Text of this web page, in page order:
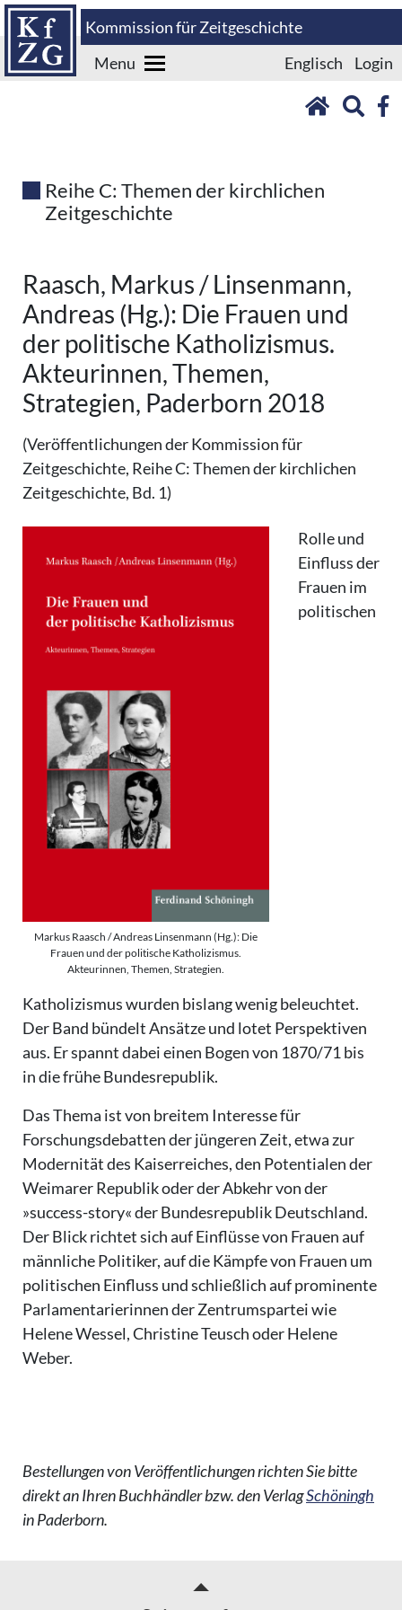
Kommission für Zeitgeschichte
Menu
Englisch Login
Reihe C: Themen der kirchlichen
Zeitgeschichte
Raasch, Markus / Linsenmann,
Andreas (Hg.): Die Frauen und
der politische Katholizismus.
Akteurinnen, Themen,
Strategien, Paderborn 2018
(Veröffentlichungen der Kommission für
Zeitgeschichte, Reihe C: Themen der kirchlichen
Zeitgeschichte, Bd. 1)
Markus Raasch / Andreas Linsenmann (Hg.): Die
Frauen und der politische Katholizismus.
Akteurinnen, Themen, Strategien.
Rolle und
Einfluss der
Frauen im
politischen
Katholizismus wurden bislang wenig beleuchtet.
Der Band bündelt Ansätze und lotet Perspektiven
aus. Er spannt dabei einen Bogen von 1870/71 bis
in die frühe Bundesrepublik.
Das Thema ist von breitem Interesse für
Forschungsdebatten der jüngeren Zeit, etwa zur
Modernität des Kaiserreiches, den Potentialen der
Weimarer Republik oder der Abkehr von der
»success-story« der Bundesrepublik Deutschland.
Der Blick richtet sich auf Einflüsse von Frauen auf
männliche Politiker, auf die Kämpfe von Frauen um
politischen Einfluss und schließlich auf prominente
Parlamentarierinnen der Zentrumspartei wie
Helene Wessel, Christine Teusch oder Helene
Weber.
Bestellungen von Veröffentlichungen richten Sie bitte
direkt an Ihren Buchhändler bzw. den VerlagSchöningh
in Paderborn.